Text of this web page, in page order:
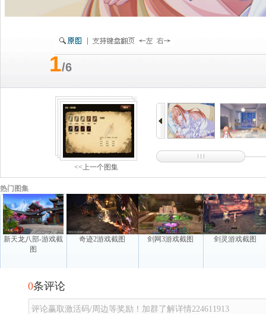
1/6
<<上一个图集
热门图集
新天龙八部-游戏截
图
奇迹2游戏截图 剑网3游戏截图 剑灵游戏截图
0条评论
评论赢取激活码/周边等奖励！加群了解详情224611913